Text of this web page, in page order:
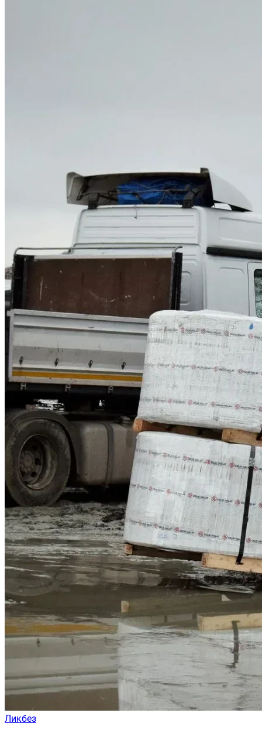
Ликбез